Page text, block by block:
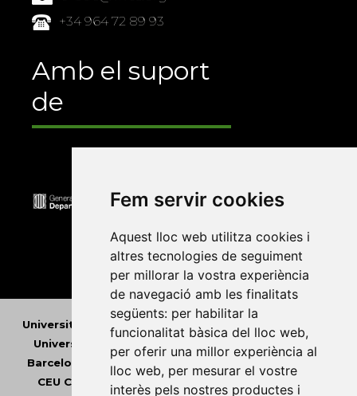
Fem servir cookies
Aquest lloc web utilitza cookies i
altres tecnologies de seguiment
per millorar la vostra experiència
de navegació amb les finalitats
següents: per habilitar la
funcionalitat bàsica del lloc web,
per oferir una millor experiència al
lloc web, per mesurar el vostre
interès pels nostres productes i
+34 964 72 89 93
Amb el suport
de
Universitat Abat Oliba CEU Universitat d'Alacant
Universitat d'Andorra
Universitat Autònoma de
Barcelona
Universitat de Barcelona •
CEU Cardenal Herrera•